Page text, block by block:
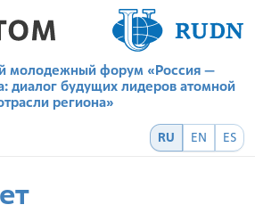
молодежный форум «Россия —
диалог будущих лидеров атомной
региона»
RU EN ES